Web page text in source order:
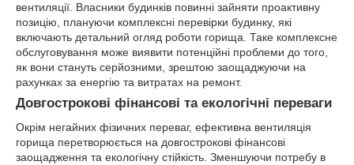
вентиляції. Власники будинків повинні зайняти проактивну
позицію, плануючи комплексні перевірки будинку, які
включають детальний огляд роботи горища. Таке комплексне
обслуговування може виявити потенційні проблеми до того,
як вони стануть серйозними, зрештою заощаджуючи на
рахунках за енергію та витратах на ремонт.
Довгострокові фінансові та екологічні переваги
Окрім негайних фізичних переваг, ефективна вентиляція
горища перетворюється на довгострокові фінансові
заощадження та екологічну стійкість. Зменшуючи потребу в